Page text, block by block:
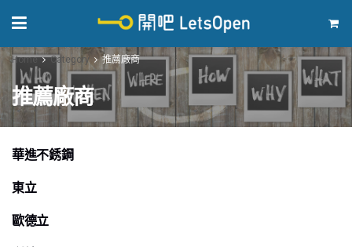
Home Category 推薦廠商
推薦廠商
推薦廠商
華進不銹鋼
推薦廠商
東立
推薦廠商
歐德立